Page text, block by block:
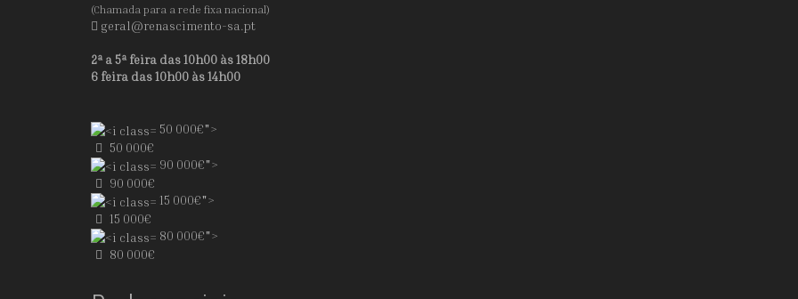
(Chamada para a rede fixa nacional)
geral@renascimento-sa.pt
2ª a 5ª feira das 10h00 às 18h00
6 feira das 10h00 às 14h00
50 000€">
50 000€
90 000€">
90 000€
15 000€">
15 000€
80 000€">
80 000€